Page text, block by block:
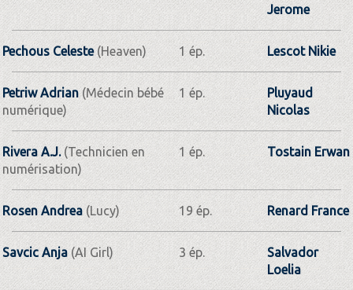
Jerome
Pechous Celeste(Heaven) 1 ép. Lescot Nikie
Petriw Adrian(Médecin bébé
numérique)
1 ép.
Pluyaud
Nicolas
Rivera A.J. (Technicien en
numérisation)
1 ép. Tostain Erwan
Rosen Andrea (Lucy) 19 ép. Renard France
Savcic Anja(AI Girl) 3 ép.
Salvador
Loelia